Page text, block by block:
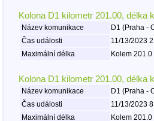
Kolona D1 kilometr 201.00, délka
Název komunikace
D1 (Praha -
Čas události
11/13/2023
Maximální délka
Kolem
Kolona D1 kilometr 201.00, délka
Název komunikace
D1 (Praha -
Čas události
11/13/2023
Maximální délka
Kolem